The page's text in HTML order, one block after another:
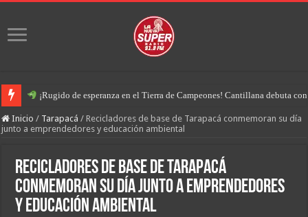
¡Rugido de esperanza en el Tierra de Campeones! Cantillana debuta
Inicio / Tarapacá / Recicladores de base de Tarapacá conmemoran su día
junto a emprendedores y educación ambiental
Recicladores de base de Tarapacá
conmemoran su día junto a emprendedores
y educación ambiental